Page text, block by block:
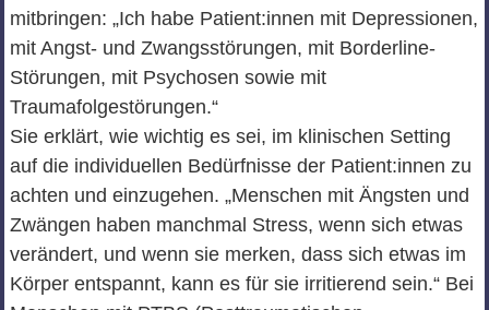
mitbringen: „Ich habe Patient:innen mit Depressionen,
mit Angst- und Zwangsstörungen, mit Borderline-
Störungen, mit Psychosen sowie mit
Traumafolgestörungen.“
Sie erklärt, wie wichtig es sei, im klinischen Setting
auf die individuellen Bedürfnisse der Patient:innen zu
achten und einzugehen. „Menschen mit Ängsten und
Zwängen haben manchmal Stress, wenn sich etwas
verändert, und wenn sie merken, dass sich etwas im
Körper entspannt, kann es für sie irritierend sein.“ Bei